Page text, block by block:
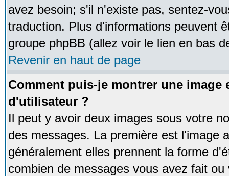
avez besoin; s'il n'existe pas, sentez-
traduction. Plus d'informations peuvent
groupe phpBB (allez voir le lien en bas
Revenir en haut de page
Comment puis-je montrer une image
d'utilisateur ?
Il peut y avoir deux images sous votre
des messages. La première est l'image
généralement elles prennent la forme
combien de messages vous avez fait